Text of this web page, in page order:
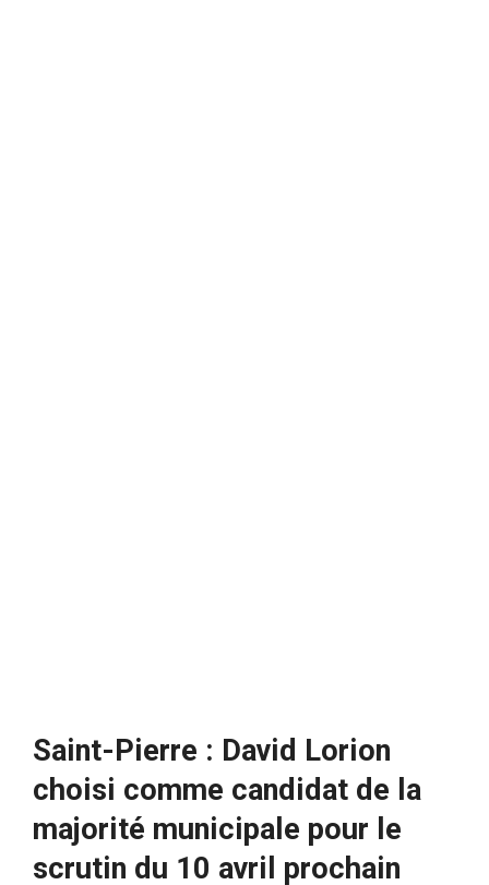
Saint-Pierre : David Lorion
choisi comme candidat de la
majorité municipale pour le
scrutin du 10 avril prochain